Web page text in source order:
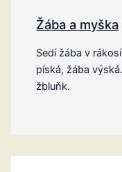
Žába a myška
Sedí žába v
píská, žába
žbluňk.